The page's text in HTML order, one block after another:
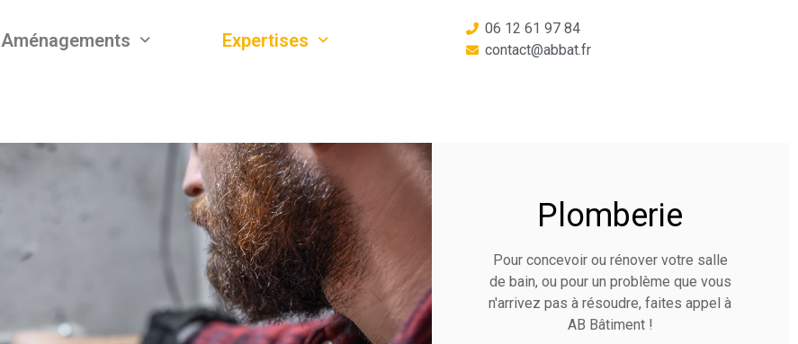
Aménagements Expertises
06 12 61 97 84
contact@abbat.fr
Plomberie
Pour concevoir ou rénover votre salle
de bain, ou pour un problème que vous
n'arrivez pas à résoudre, faites appel à
AB Bâtiment !